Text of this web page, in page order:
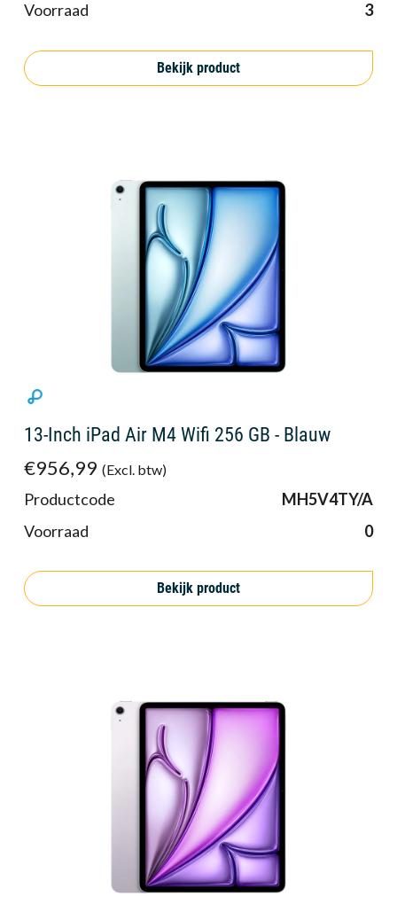
Voorraad 3
Bekijk product
13-Inch iPad Air M4 Wifi 256 GB - Blauw
€956,99 (Excl. btw)
Productcode
MH5V4TY/A
Voorraad
0
Bekijk product